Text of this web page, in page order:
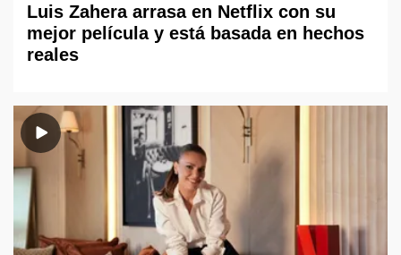
Luis Zahera arrasa en Netflix con su
mejor película y está basada en hechos
reales